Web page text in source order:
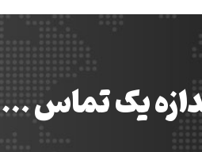
یک تماس …